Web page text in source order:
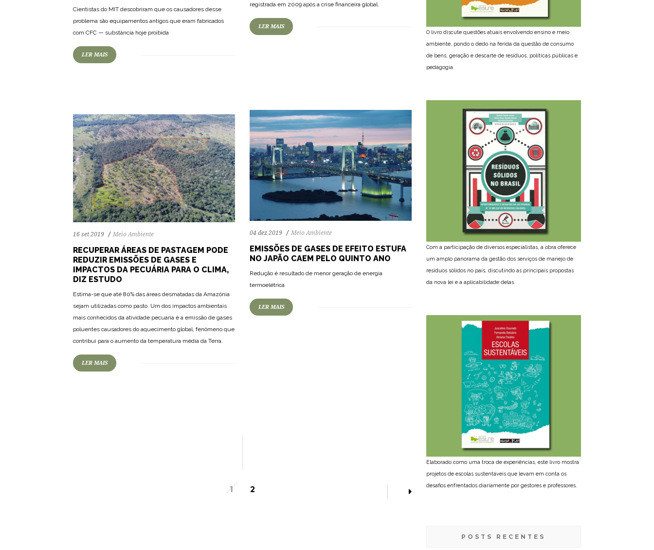
registrada em 2009 após a crise financeira global.
LER MAIS
Cientistas do MIT descobriram que os causadores desse
problema são equipamentos antigos que eram fabricados
com CFC — substância hoje proibida
LER MAIS
04 dez 2019 Meio Ambiente
EMISSÕES DE GASES DE EFEITO ESTUFA
NO JAPÃO CAEM PELO QUINTO ANO
Redução é resultado de menor geração de energia
termoelétrica
LER MAIS
16 set 2019 Meio Ambiente
RECUPERAR ÁREAS DE PASTAGEM PODE
REDUZIR EMISSÕES DE GASES E
IMPACTOS DA PECUÁRIA PARA O CLIMA,
DIZ ESTUDO
Estima-se que até 80% das áreas desmatadas da Amazônia
sejam utilizadas como pasto. Um dos impactos ambientais
mais conhecidos da atividade pecuária é a emissão de gases
poluentes causadores do aquecimento global, fenômeno que
contribui para o aumento da temperatura média da Terra.
LER MAIS
1 2
O livro discute questões atuais envolvendo ensino e meio
ambiente, pondo o dedo na ferida da questão de consumo
de bens, geração e descarte de resíduos, políticas públicas e
pedagogia.
Com a participação de diversos especialistas, a obra oferece
um amplo panorama da gestão dos serviços de manejo de
resíduos sólidos no país, discutindo as principais propostas
da nova lei e a aplicabilidade delas.
Elaborado como uma troca de experiências, este livro mostra
projetos de escolas sustentáveis que levam em conta os
desafios enfrentados diariamente por gestores e professores.
POSTS RECENTES